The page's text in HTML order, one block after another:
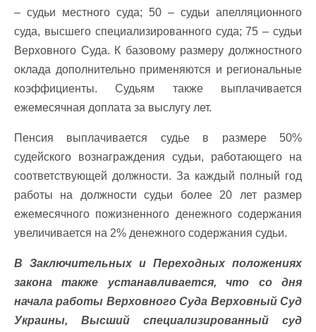
– судьи местного суда; 50 – судьи апелляционного
суда, высшего специализированного суда; 75 – судьи
Верховного Суда. К базовому размеру должностного
оклада дополнительно применяются и региональные
коэффициенты. Судьям также выплачивается
ежемесячная доплата за выслугу лет.
Пенсия выплачивается судье в размере 50%
судейского вознаграждения судьи, работающего на
соответствующей должности. За каждый полный год
работы на должности судьи более 20 лет размер
ежемесячного пожизненного денежного содержания
увеличивается на 2% денежного содержания судьи.
В Заключительных и Переходных положениях
закона также устанавливается, что со дня
начала работы Верховного Суда Верховный Суд
Украины, Высший специализированный суд